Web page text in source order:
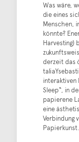
Was wäre,
die eines
Menschen,
könnte?
Harvesting)
derzeit das
interaktiven
Sleep“, in
papierene
eine
Verbindung
Papierkunst.